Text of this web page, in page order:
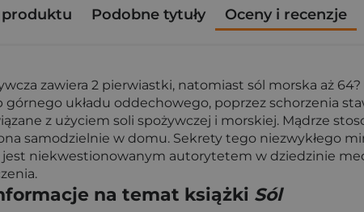
produktu Podobne tytuły Oceny i recenzje
zawiera 2 pierwiastki, natomiast sól morska aż
układu oddechowego, poprzez schorzenia
z użyciem soli spożywczej i morskiej. Mądrze
samodzielnie w domu. Sekrety tego niezwykłego
niekwestionowanym autorytetem w dziedzinie
na temat książki Sól